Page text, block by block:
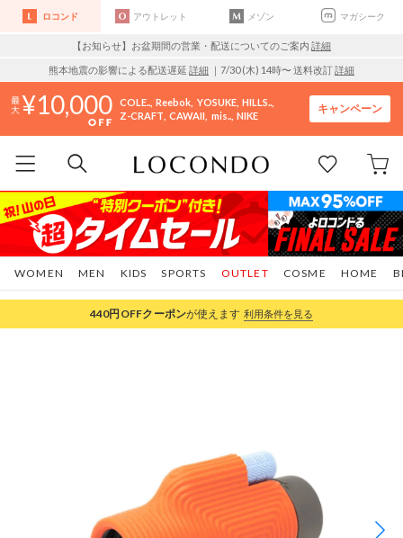
ロコンド アウトレット メゾン マガシーク
【お知らせ】お盆期間の営業・配送についてのご案内 詳細
熊本地震の影響による配送遅延 詳細 ｜7/30 (木) 14時〜 送料改訂詳細
10,000 COLE.. Reebok YOSUKE HILLS..
Z-CRAFT CAWAII mis.. NIKE
キャンペーン
WOMEN MEN KIDS SPORTS COSME HOME
OUTLET
440円OFFクーポンが使えます 利用条件を見る